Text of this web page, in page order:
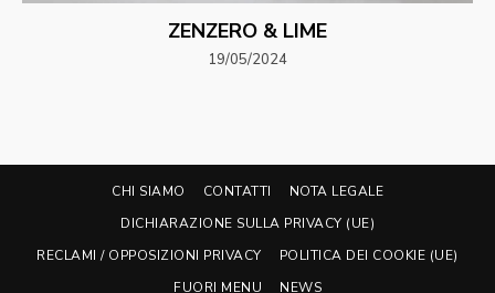
ZENZERO & LIME
19/05/2024
CHI SIAMO CONTATTI
NOTA LEGALE
DICHIARAZIONE SULLA PRIVACY (UE)
RECLAMI / OPPOSIZIONI PRIVACY
POLITICA DEI COOKIE (UE)
FUORI MENU
NEWS